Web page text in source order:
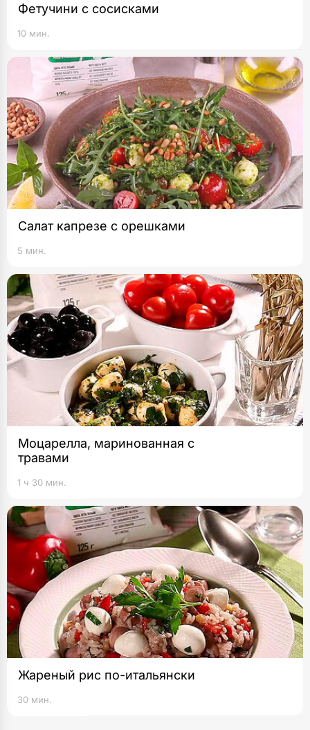
Фетучини с сосисками
10 мин.
Салат капрезе с орешками
5 мин.
Моцарелла, маринованная с
травами
1 ч 30 мин.
Жареный рис по-итальянски
30 мин.